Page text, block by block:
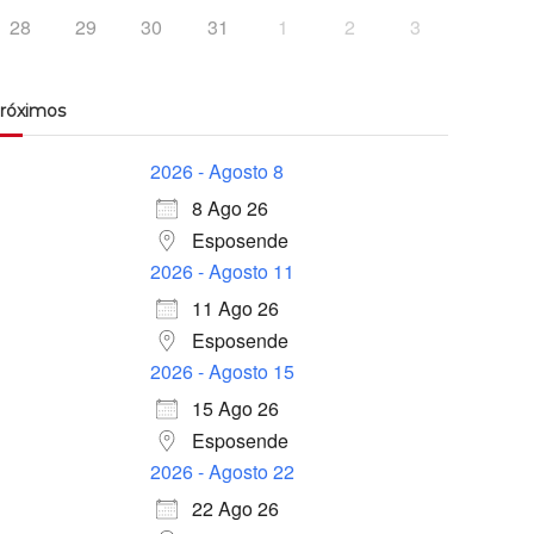
28 29 30 31 1 2 3
2026 - Agosto 8
8 Ago 26
Esposende
2026 - Agosto 11
11 Ago 26
Esposende
2026 - Agosto 15
15 Ago 26
Esposende
2026 - Agosto 22
22 Ago 26